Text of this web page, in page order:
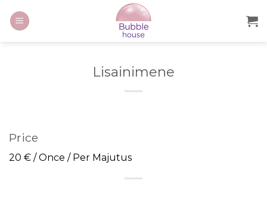
Lisainimene
Price
20 € / Once / Per Majutus